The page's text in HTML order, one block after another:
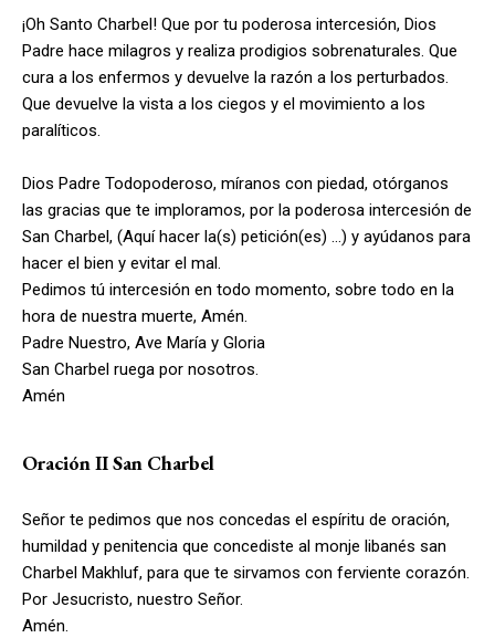
¡Oh Santo Charbel! Que por tu poderosa intercesión, Dios
Padre hace milagros y realiza prodigios sobrenaturales. Que
cura a los enfermos y devuelve la razón a los perturbados.
Que devuelve la vista a los ciegos y el movimiento a los
paralíticos.
Dios Padre Todopoderoso, míranos con piedad, otórganos
las gracias que te imploramos, por la poderosa intercesión de
San Charbel, (Aquí hacer la(s) petición(es) …) y ayúdanos para
hacer el bien y evitar el mal.
Pedimos tú intercesión en todo momento, sobre todo en la
hora de nuestra muerte, Amén.
Padre Nuestro, Ave María y Gloria
San Charbel ruega por nosotros.
Amén
Oración II San Charbel
Señor te pedimos que nos concedas el espíritu de oración,
humildad y penitencia que concediste al monje libanés san
Charbel Makhluf, para que te sirvamos con ferviente corazón.
Por Jesucristo, nuestro Señor.
Amén.